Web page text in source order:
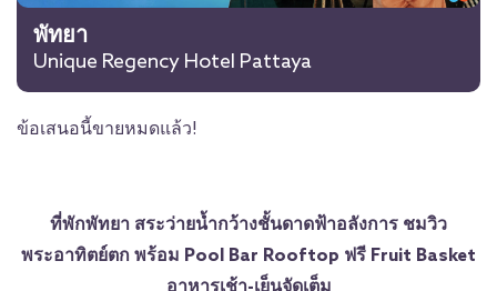
พัทยา
Unique Regency Hotel Pattaya
ข้อเสนอนี้ขายหมดแล้ว!
ที่พักพัทยา สระว่ายน้ำกว้างชั้นดาดฟ้าอลังการ ชมวิว
พระอาทิตย์ตก พร้อม Pool Bar Rooftop ฟรี Fruit Basket